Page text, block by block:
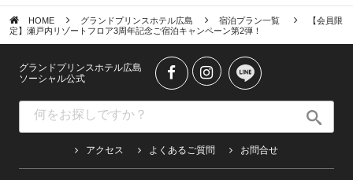
HOME グランドプリンスホテル広島 宿泊プラン一覧
【会員限
定】瀬戸内リゾートフロア3周年記念ご宿泊キャンペーン第2弾！
グランドプリンスホテル広島
ソーシャル公式
アクセス よくあるご質問 お問合せ